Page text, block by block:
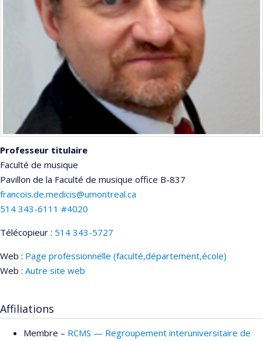
Professeur titulaire
Faculté de musique
Pavillon de la Faculté de musique office B-837
francois.de.medicis@umontreal.ca
514 343-6111 #4020
Télécopieur : 514 343-5727
Web : Page professionnelle (faculté,département,école)
Web : Autre site web
Affiliations
Membre – RCMS — Regroupement interuniversitaire de